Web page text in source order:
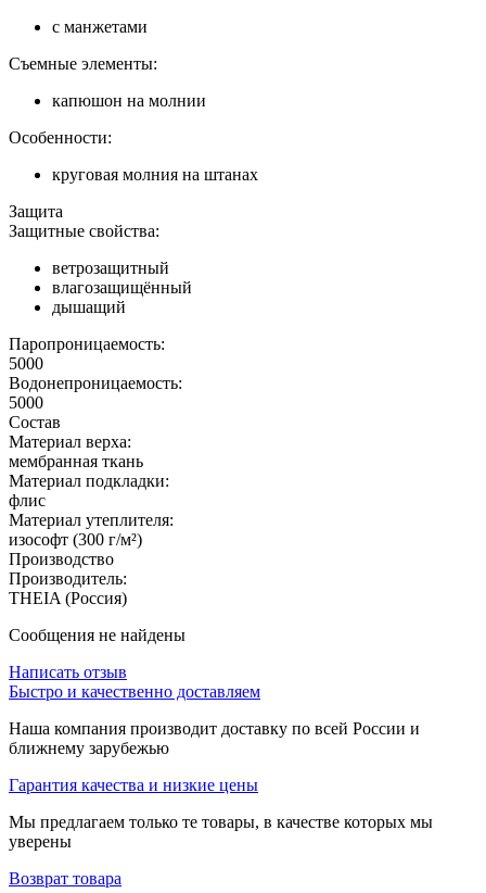
с манжетами
Съемные элементы:
капюшон на молнии
Особенности:
круговая молния на штанах
Защита
Защитные свойства:
ветрозащитный
влагозащищённый
дышащий
Паропроницаемость:
5000
Водонепроницаемость:
5000
Состав
Материал верха:
мембранная ткань
Материал подкладки:
флис
Материал утеплителя:
изософт (300 г/м²)
Производство
Производитель:
THEIA (Россия)
Сообщения не найдены
Написать отзыв
Быстро и качественно доставляем
Наша компания производит доставку по всей России и
ближнему зарубежью
Гарантия качества и низкие цены
Мы предлагаем только те товары, в качестве которых мы
уверены
Возврат товара